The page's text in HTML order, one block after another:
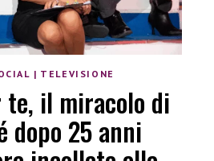
| TELEVISIONE
te, il miracolo di
dopo 25 anni